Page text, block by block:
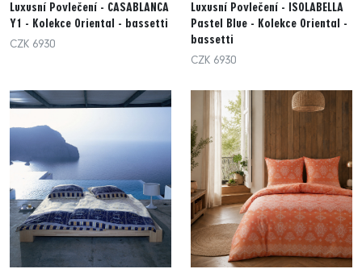
Luxusní Povlečení - CASABLANCA
Y1 - Kolekce Oriental - bassetti
CZK 6930
Luxusní Povlečení - ISOLABELLA
Pastel Blue - Kolekce Oriental -
bassetti
CZK 6930